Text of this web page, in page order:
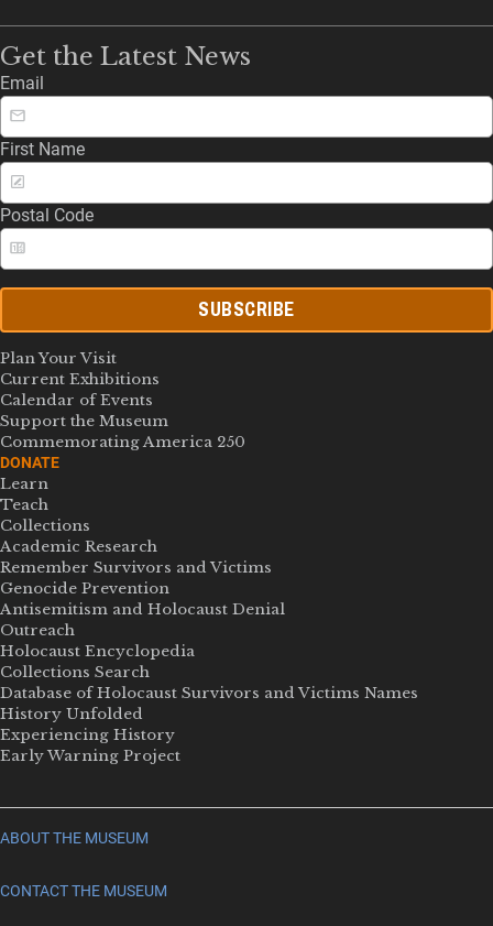
Get the Latest News
Email
First Name
Postal Code
SUBSCRIBE
Plan Your Visit
Current Exhibitions
Calendar of Events
Support the Museum
Commemorating America 250
DONATE
Learn
Teach
Collections
Academic Research
Remember Survivors and Victims
Genocide Prevention
Antisemitism and Holocaust Denial
Outreach
Holocaust Encyclopedia
Collections Search
Database of Holocaust Survivors and Victims Names
History Unfolded
Experiencing History
Early Warning Project
ABOUT THE MUSEUM
CONTACT THE MUSEUM